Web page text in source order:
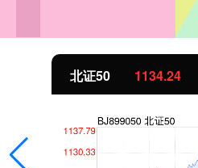
北证50 1134.24